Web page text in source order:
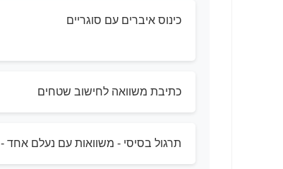
כינוס איברים עם סוגריים
כתיבת משוואה לחישוב שטחים
תרגול בסיסי - משוואות עם נעלם אחד - 1